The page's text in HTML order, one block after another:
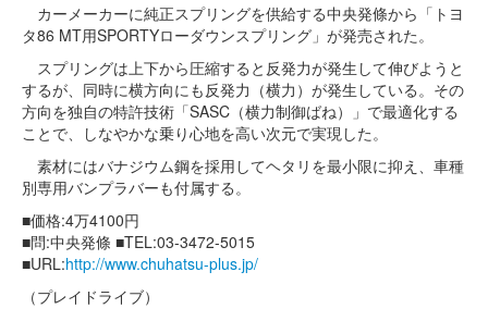
カーメーカーに純正スプリングを供給する中央発條から「トヨ
タ86 MT用SPORTYローダウンスプリング」が発売された。
スプリングは上下から圧縮すると反発力が発生して伸びようと
するが、同時に横方向にも反発力（横力）が発生している。その
方向を独自の特許技術「SASC（横力制御ばね）」で最適化する
ことで、しなやかな乗り心地を高い次元で実現した。
素材にはバナジウム鋼を採用してヘタリを最小限に抑え、車種
別専用バンプラバーも付属する。
■価格:4万4100円
■問:中央発條 ■TEL:03-3472-5015
■URL:http://www.chuhatsu-plus.jp/
（プレイドライブ）